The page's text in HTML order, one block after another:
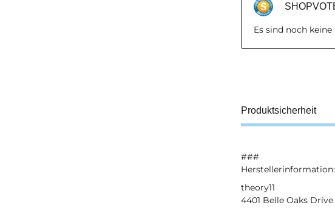
Es sind noch
Produktsicherheit
###
Herstellerinformation:
theory11
4401 Belle Oaks Drive